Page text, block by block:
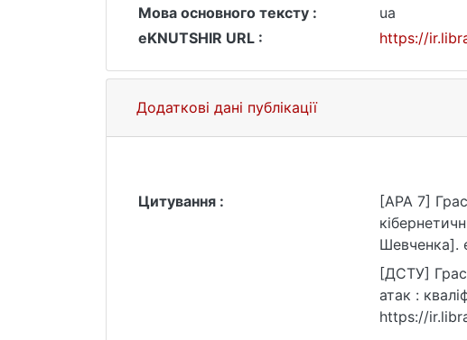
Мова основного тексту :
ua
eKNUTSHIR URL :
https://
Додаткові дані публікації
Цитування :
[APA 7]
Шевченка].
[ДСТУ]
атак :
https://